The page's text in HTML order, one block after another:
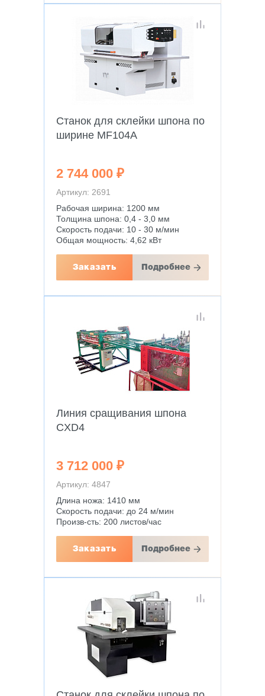
Станок для склейки шпона по
ширине MF104A
2 744 000 ₽
Артикул: 2691
Рабочая ширина: 1200 мм
Толщина шпона: 0,4 - 3,0 мм
Скорость подачи: 10 - 30 м/мин
Общая мощность: 4,62 кВт
Заказать Подробнее
Линия сращивания шпона
CXD4
3 712 000 ₽
Артикул: 4847
Длина ножа: 1410 мм
Скорость подачи: до 24 м/мин
Произв-сть: 200 листов/час
Заказать Подробнее